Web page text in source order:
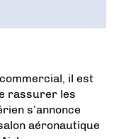
il est
rassurer les
s’annonce
aéronautique